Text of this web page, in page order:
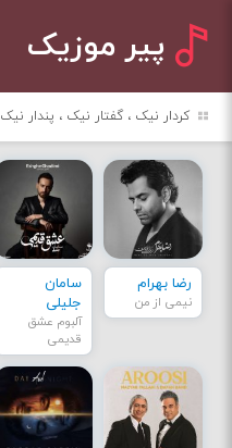
پیر موزیک
کردار نیک ، گفتار نیک ، پندار نیک
رضا بهرام
نیمی از من
سامان
جلیلی
آلبوم عشق
قدیمی